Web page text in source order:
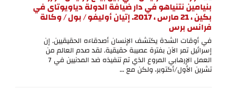
في أوقات الشدة يكتشف الإنسان أصدقاءه الحقيقيين. إن
إسرائيل تمر الآن بفترة عصيبة حقيقية. لقد صدم العالم من
العمل الإرهابي المروع الذي تم تنفيذه ضد المدنيين في 7
تشرين الأول/أكتوبر، ولكن مع ...